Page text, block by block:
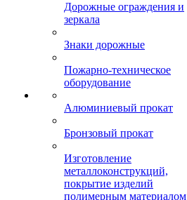
Дорожные ограждения и
зеркала
Знаки дорожные
Пожарно-техническое
оборудование
Алюминиевый прокат
Бронзовый прокат
Изготовление
металлоконструкций,
покрытие изделий
полимерным материалом